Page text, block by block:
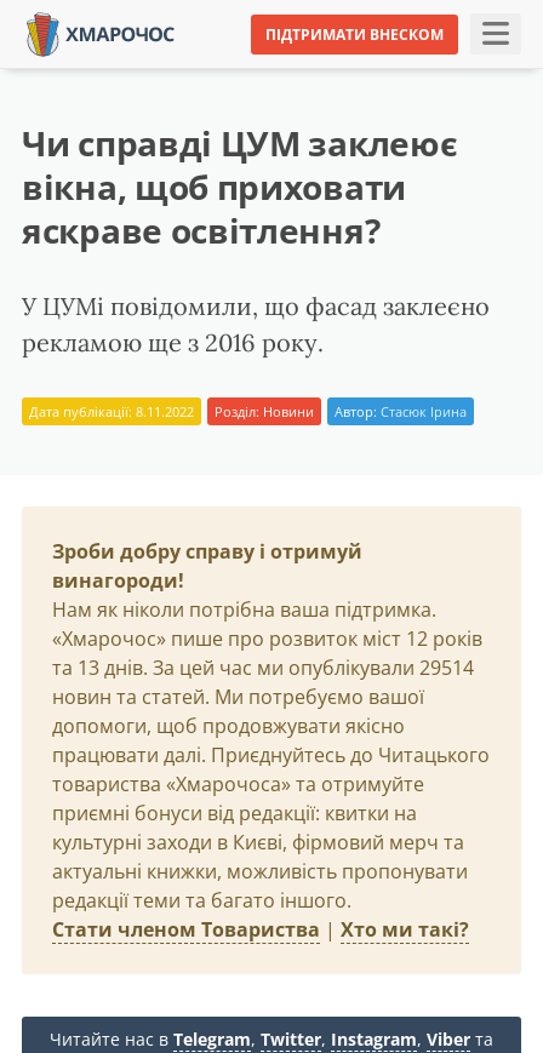
ПІДТРИМАТИ ВНЕСКОМ
Чи справді ЦУМ заклеює
вікна, щоб приховати
яскраве освітлення?
У ЦУМі повідомили, що фасад заклеєно
рекламою ще з 2016 року.
Дата публікації: 8.11.2022 Розділ: Новини Автор: Стасюк Ірина
Зроби добру справу і отримуй
винагороди!
Нам як ніколи потрібна ваша підтримка.
«Хмарочос» пише про розвиток міст 12 років
та 13 днів. За цей час ми опублікували 29514
новин та статей. Ми потребуємо вашої
допомоги, щоб продовжувати якісно
працювати далі. Приєднуйтесь до Читацького
товариства «Хмарочоса» та отримуйте
приємні бонуси від редакції: квитки на
культурні заходи в Києві, фірмовий мерч та
актуальні книжки, можливість пропонувати
редакції теми та багато іншого.
Стати членом Товариства | Хто ми такі?
Читайте нас в Telegram, Twitter, Instagram, Viber та